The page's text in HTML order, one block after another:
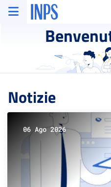
Vai al menu principale
Vai al contenuto principale
Vai al pie' di pagina
INPS ()
Notizie
06 Ago 2026